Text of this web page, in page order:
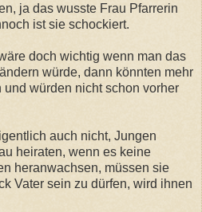
ja das wusste Frau Pfarrerin
ist sie schockiert.
doch wichtig wenn man das
würde, dann könnten mehr
würden nicht schon vorher
auch nicht, Jungen
heiraten, wenn es keine
heranwachsen, müssen sie
Vater sein zu dürfen, wird ihnen